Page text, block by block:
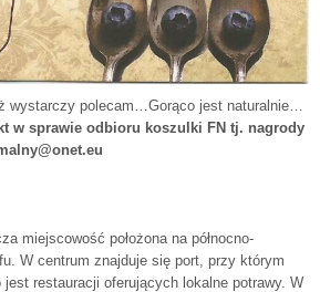
wystarczy polecam…Gorąco jest naturalnie…
w sprawie odbioru koszulki FN tj. nagrody
miejscowość położona na północno-
W centrum znajduje się port, przy którym
jest restauracji oferujących lokalne potrawy. W